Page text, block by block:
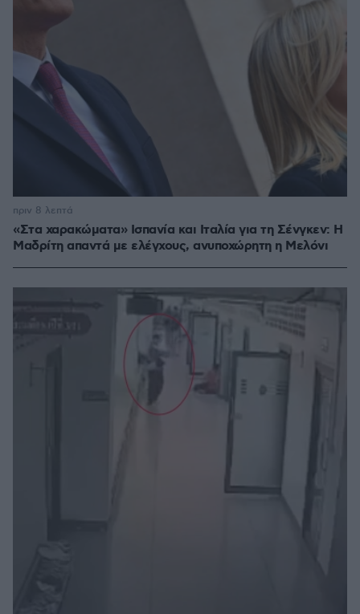
«Στα χαρακώματα» Ισπανία και Ιταλία για τη Σένγκεν: Η
Μαδρίτη απαντά με ελέγχους, ανυποχώρητη η Μελόνι
πριν 8 λεπτά